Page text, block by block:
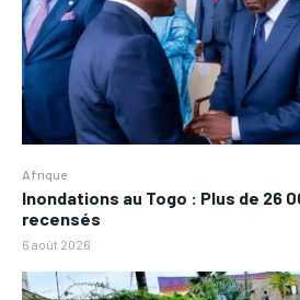
Afrique
Inondations au Togo : Plus de 26
recensés
6 août 2026